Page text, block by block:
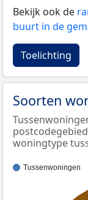
Bekijk ook de
buurt in de
Toelichting
Soorten
woningtype
Tussenwoningen